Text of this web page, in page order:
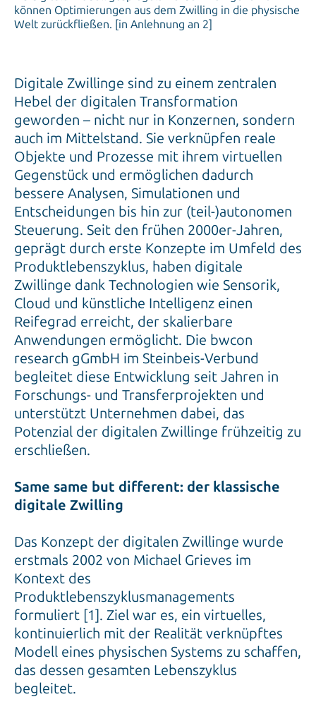
können Optimierungen aus dem Zwilling in die physische
Welt zurückfließen. [in Anlehnung an 2]
Digitale Zwillinge sind zu einem zentralen
Hebel der digitalen Transformation
geworden – nicht nur in Konzernen, sondern
auch im Mittelstand. Sie verknüpfen reale
Objekte und Prozesse mit ihrem virtuellen
Gegenstück und ermöglichen dadurch
bessere Analysen, Simulationen und
Entscheidungen bis hin zur (teil-)autonomen
Steuerung. Seit den frühen 2000er-Jahren,
geprägt durch erste Konzepte im Umfeld des
Produktlebenszyklus, haben digitale
Zwillinge dank Technologien wie Sensorik,
Cloud und künstliche Intelligenz einen
Reifegrad erreicht, der skalierbare
Anwendungen ermöglicht. Die bwcon
research gGmbH im Steinbeis-Verbund
begleitet diese Entwicklung seit Jahren in
Forschungs- und Transferprojekten und
unterstützt Unternehmen dabei, das
Potenzial der digitalen Zwillinge frühzeitig zu
erschließen.
Same same but different: der klassische
digitale Zwilling
Das Konzept der digitalen Zwillinge wurde
erstmals 2002 von Michael Grieves im
Kontext des
Produktlebenszyklusmanagements
formuliert [1]. Ziel war es, ein virtuelles,
kontinuierlich mit der Realität verknüpftes
Modell eines physischen Systems zu schaffen,
das dessen gesamten Lebenszyklus
begleitet.